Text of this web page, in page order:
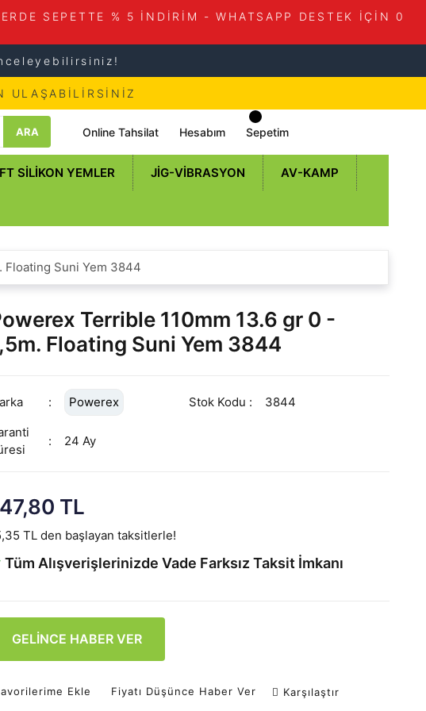
SEPETTE % 5 İNDİRİM - WHATSAPP DESTEK İÇİN 0
ULAŞABİLİRSİNİZ
ARA Online Tahsilat Hesabım Sepetim
SILIKON YEMLER JIG-VIBRASYON AV-KAMP
Floating Suni Yem 3844
Terrible 110mm 13.6 gr 0 -
Floating Suni Yem 3844
Powerex Stok Kodu
3844
24 Ay
TL
TL den başlayan taksitlerle!
Tüm Alışverişlerinizde Vade Farksız Taksit İmkanı
GELİNCE HABER VER
Ekle Fiyatı Düşünce Haber Ver Karşılaştır